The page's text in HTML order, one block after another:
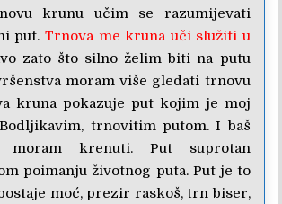
krunu učim se razumijevati
put. Trnova me kruna uči služiti u
zato što silno želim biti na putu
moram više gledati trnovu
kruna pokazuje put kojim je moj
trnovitim putom. I baš
krenuti. Put suprotan
poimanju životnog puta. Put je to
moć, prezir raskoš, trn biser,